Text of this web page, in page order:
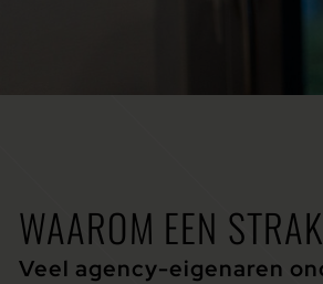
WAAROM EEN
Veel agency-eigenaren